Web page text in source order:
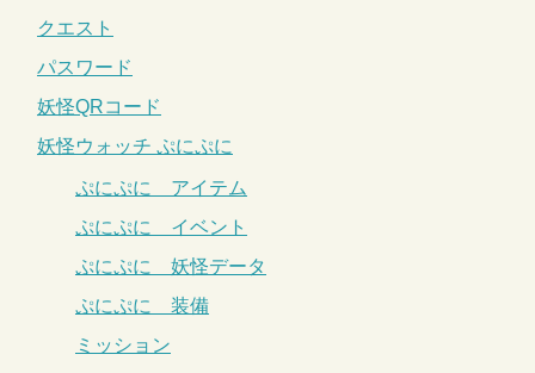
クエスト
パスワード
妖怪QRコード
妖怪ウォッチ ぷにぷに
ぷにぷに アイテム
ぷにぷに イベント
ぷにぷに 妖怪データ
ぷにぷに 装備
ミッション